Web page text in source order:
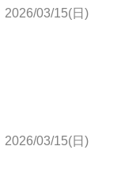
2026/03/15(日)
2026/03/15(日)